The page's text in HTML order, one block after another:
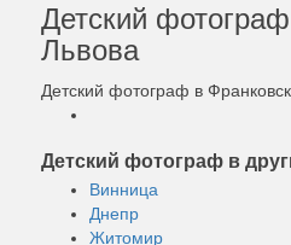
Детский
Львова
Детский фотограф в
Детский фотограф в
Винница
Днепр
Житомир